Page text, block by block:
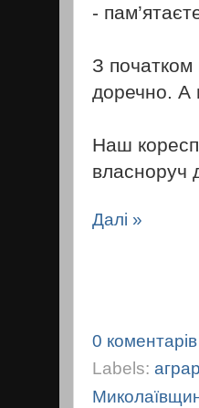
-
З початком
доречно. А
Наш
власноруч
Далі »
0 коментарів
Labels: